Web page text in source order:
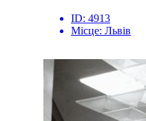
ID: 4913
Місце: Львів